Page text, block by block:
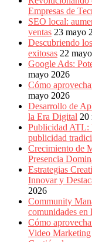
Empresas de
SEO local:
ventas 23 mayo
Descubriendo
exitosas 22
Google Ads:
mayo 2026
Cómo
mayo 2026
Desarrollo de
la Era Digital 20
Publicidad ATL:
publicidad
Crecimiento de
Presencia
Estrategias
Innovar y
2026
Community
comunidades en
Cómo
Video Marketing